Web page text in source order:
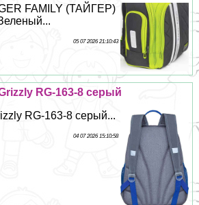
FAMILY (ТАЙГЕР)
05 07 2026 21:10:43
RG-163-8 серый
RG-163-8 серый...
04 07 2026 15:10:58